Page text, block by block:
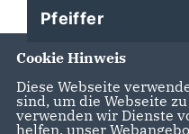
Pfeiffer
Cookie Hinweis
Diese Webseite
sind, um die Webseite
verwenden wir Dienste
helfen, unser